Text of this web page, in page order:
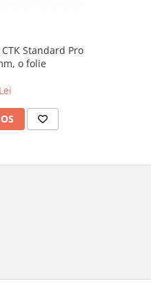
Standard Pro
o folie